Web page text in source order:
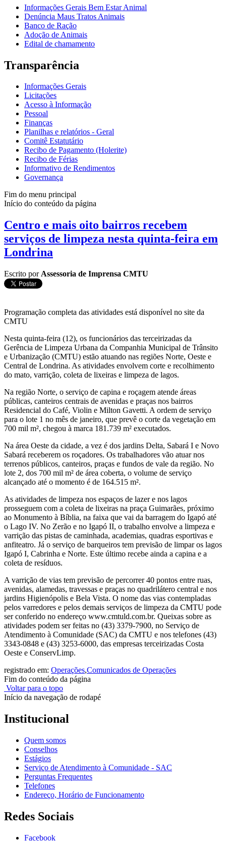
Informações Gerais Bem Estar Animal
Denúncia Maus Tratos Animais
Banco de Ração
Adoção de Animais
Edital de chamamento
Transparência
Informações Gerais
Licitações
Acesso à Informação
Pessoal
Finanças
Planilhas e relatórios - Geral
Comitê Estatutário
Recibo de Pagamento (Holerite)
Recibo de Férias
Informativo de Rendimentos
Governança
Fim do menu principal
Início do conteúdo da página
Centro e mais oito bairros recebem
serviços de limpeza nesta quinta-feira em
Londrina
Escrito por Assessoria de Imprensa CMTU
Programação completa das atividades está disponível no site da
CMTU
Nesta quinta-feira (12), os funcionários das terceirizadas da
Gerência de Limpeza Urbana da Companhia Municipal de Trânsito
e Urbanização (CMTU) estão atuando nas regiões Norte, Oeste e
Central de Londrina. As atividades envolvem corte e recolhimento
do mato, varrição, coleta de lixeiras e limpeza de lagos.
Na região Norte, o serviço de capina e roçagem atende áreas
públicas, canteiros centrais de avenidas e praças nos bairros
Residencial do Café, Violin e Milton Gavetti. A ordem de serviço
para o lote 1 no mês de janeiro, que prevê o corte da vegetação em
700 mil m², chegou à marca 181.739 m² executados.
Na área Oeste da cidade, a vez é dos jardins Delta, Sabará I e Novo
Sabará receberem os roçadores. Os trabalhadores vão atuar nos
terrenos públicos, canteiros, praças e fundos de vale da região. No
lote 2, dos 700 mil m² de área coberta, o volume de serviço
alcançado até o momento é de 164.515 m².
As atividades de limpeza nos espaços de lazer e nos lagos
prosseguem com a coleta de lixeiras na praça Guimarães, próximo
ao Monumento à Bíblia, na faixa que vai da barragem do Igapó até
o Lago IV. No Zerão e no Igapó II, o trabalho envolve a limpeza e
varrição das pistas de caminhada, academias, quadras esportivas e
anfiteatro. Já o serviço de barqueiros tem previsão de limpar os lagos
Igapó I, Cabrinha e Norte. Este último recebe ainda a capina e a
coleta de resíduos.
A varrição de vias tem previsão de percorrer 40 pontos entre ruas,
avenidas, alamedas, travessas e praças no quadrilátero central e nos
jardins Higienópolis e Bela Vista. O nome das vias contempladas
pelos varredores e pelos demais serviços de limpeza da CMTU pode
ser conferido no endereço www.cmtuld.com.br. Queixas sobre as
atividades podem ser feitas no (43) 3379-7900, no Serviço de
Atendimento à Comunidade (SAC) da CMTU e nos telefones (43)
3343-0848 e (43) 3253-6000, das empresas terceirizadas Costa
Oeste e ConservLimp.
registrado em: Operações,Comunicados de Operações
Fim do conteúdo da página
Voltar para o topo
Início da navegação de rodapé
Institucional
Quem somos
Conselhos
Estágios
Serviço de Atendimento à Comunidade - SAC
Perguntas Frequentes
Telefones
Endereço, Horário de Funcionamento
Redes Sociais
Facebook